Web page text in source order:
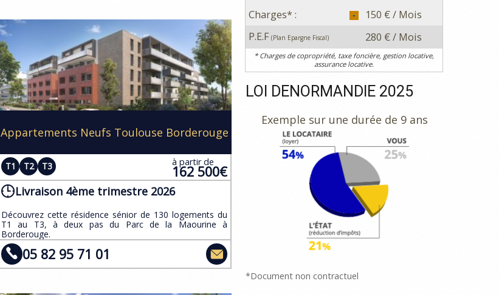
Appartements Neufs Toulouse Borderouge
T1 T2 T3 à partir de
162 500€
Livraison 4ème trimestre 2026
​Découvrez cette résidence sénior de 130 logements du
T1 au T3, à deux pas du Parc de la Maourine à
Borderouge.
05 82 95 71 01
Charges* :
150 € / Mois
P.E.F (Plan Epargne Fiscal) 280 € / Mois
* Charges de copropriété, taxe foncière, gestion locative,
assurance locative.
LOI DENORMANDIE 2025
Exemple sur une durée de 9 ans
*Document non contractuel